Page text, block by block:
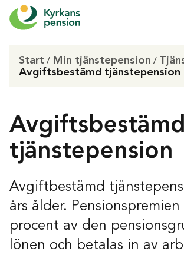
Start / Min tjänstepension /
Avgiftsbestämd tjänstepension
Avgiftsbestämd
tjänstepension
Avgiftbestämd
års ålder. Pensionspremien
procent av den
lönen och betalas in av